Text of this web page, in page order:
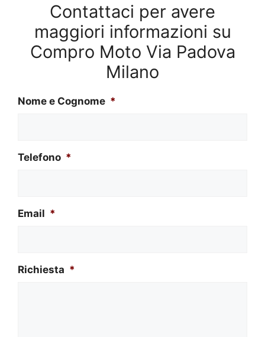
Contattaci per avere
maggiori informazioni su
Compro Moto Via Padova
Milano
Nome e Cognome *
Telefono *
Email *
Richiesta *